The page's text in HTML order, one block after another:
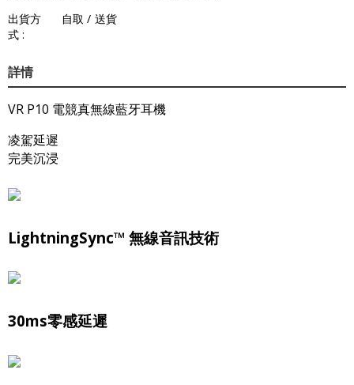
出貨方
式 :
自取 / 送貨
詳情
VR P10 電競真無線藍牙耳機
凌駕延遲
完美沉浸
LightningSync️™ 無線音訊技術
30ms零感延遲